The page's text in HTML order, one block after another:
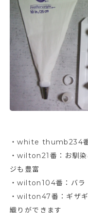
・white thumb234番
・wilton21番：お馴
ジも豊富
・wilton104番：バラ
・wilton47番：ギザ
織りができます